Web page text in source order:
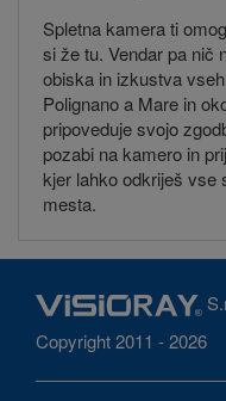
Spletna kamera ti
si že tu. Vendar pa nič
obiska in izkustva
Polignano a Mare in
pripoveduje svojo
pozabi na kamero in
kjer lahko odkriješ vse
mesta.
Copyright 2011 - 2026